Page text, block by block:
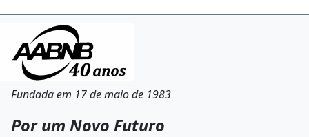
Fundada em 17 de maio de 1983
Por um Novo Futuro